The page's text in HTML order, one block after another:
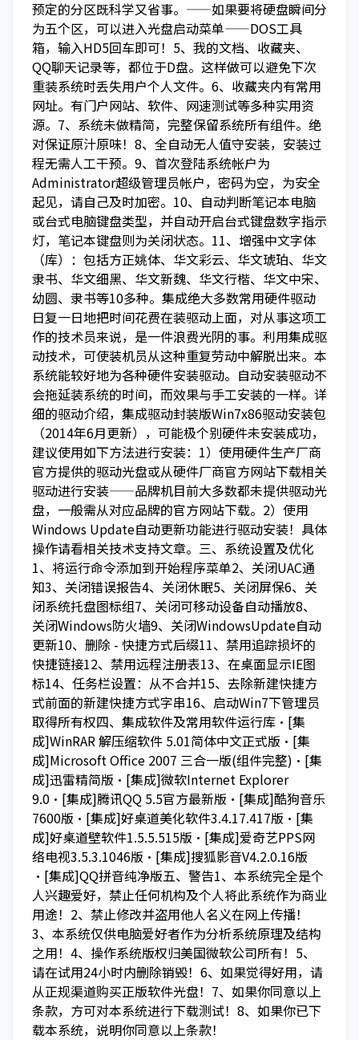
预定的分区既科学又省事。——如果要将硬盘瞬间分
为五个区，可以进入光盘启动菜单——DOS工具
箱，输入HD5回车即可！5、我的文档、收藏夹、
QQ聊天记录等，都位于D盘。这样做可以避免下次
重装系统时丢失用户个人文件。6、收藏夹内有常用
网址。有门户网站、软件、网速测试等多种实用资
源。7、系统未做精简，完整保留系统所有组件。绝
对保证原汁原味！8、全自动无人值守安装，安装过
程无需人工干预。9、首次登陆系统帐户为
Administrator超级管理员帐户，密码为空，为安全
起见，请自己及时加密。10、自动判断笔记本电脑
或台式电脑键盘类型，并自动开启台式键盘数字指示
灯，笔记本键盘则为关闭状态。11、增强中文字体
（库）：包括方正姚体、华文彩云、华文琥珀、华文
隶书、华文细黑、华文新魏、华文行楷、华文中宋、
幼圆、隶书等10多种。集成绝大多数常用硬件驱动
日复一日地把时间花费在装驱动上面，对从事这项工
作的技术员来说，是一件浪费光阴的事。利用集成驱
动技术，可使装机员从这种重复劳动中解脱出来。本
系统能较好地为各种硬件安装驱动。自动安装驱动不
会拖延装系统的时间，而效果与手工安装的一样。详
细的驱动介绍，集成驱动封装版Win7x86驱动安装包
（2014年6月更新），可能极个别硬件未安装成功，
建议使用如下方法进行安装：1）使用硬件生产厂商
官方提供的驱动光盘或从硬件厂商官方网站下载相关
驱动进行安装——品牌机目前大多数都未提供驱动光
盘，一般需从对应品牌的官方网站下载。2）使用
Windows Update自动更新功能进行驱动安装！具体
操作请看相关技术支持文章。三、系统设置及优化
1、将运行命令添加到开始程序菜单2、关闭UAC通
知3、关闭错误报告4、关闭休眠5、关闭屏保6、关
闭系统托盘图标组7、关闭可移动设备自动播放8、
关闭Windows防火墙9、关闭WindowsUpdate自动
更新10、删除 - 快捷方式后缀11、禁用追踪损坏的
快捷链接12、禁用远程注册表13、在桌面显示IE图
标14、任务栏设置：从不合并15、去除新建快捷方
式前面的新建快捷方式字串16、启动Win7下管理员
取得所有权四、集成软件及常用软件运行库·[集
成]WinRAR 解压缩软件 5.01简体中文正式版·[集
成]Microsoft Office 2007 三合一版(组件完整)·[集
成]迅雷精简版·[集成]微软Internet Explorer
9.0·[集成]腾讯QQ 5.5官方最新版·[集成]酷狗音乐
7600版·[集成]好桌道美化软件3.4.17.417版·[集
成]好桌道壁软件1.5.5.515版·[集成]爱奇艺PPS网
络电视3.5.3.1046版·[集成]搜狐影音V4.2.0.16版
·[集成]QQ拼音纯净版五、警告1、本系统完全是个
人兴趣爱好，禁止任何机构及个人将此系统作为商业
用途！2、禁止修改并盗用他人名义在网上传播！
3、本系统仅供电脑爱好者作为分析系统原理及结构
之用！4、操作系统版权归美国微软公司所有！5、
请在试用24小时内删除销毁！6、如果觉得好用，请
从正规渠道购买正版软件光盘！7、如果你同意以上
条款，方可对本系统进行下载测试！8、如果你已下
载本系统，说明你同意以上条款！